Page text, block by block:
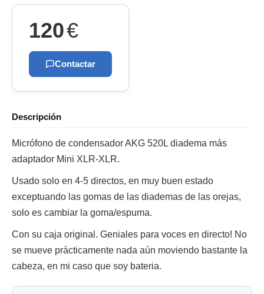
120€
Contactar
Descripción
Micrófono de condensador AKG 520L diadema más
adaptador Mini XLR-XLR.
Usado solo en 4-5 directos, en muy buen estado
exceptuando las gomas de las diademas de las orejas,
solo es cambiar la goma/espuma.
Con su caja original. Geniales para voces en directo! No
se mueve prácticamente nada aún moviendo bastante la
cabeza, en mi caso que soy bateria.